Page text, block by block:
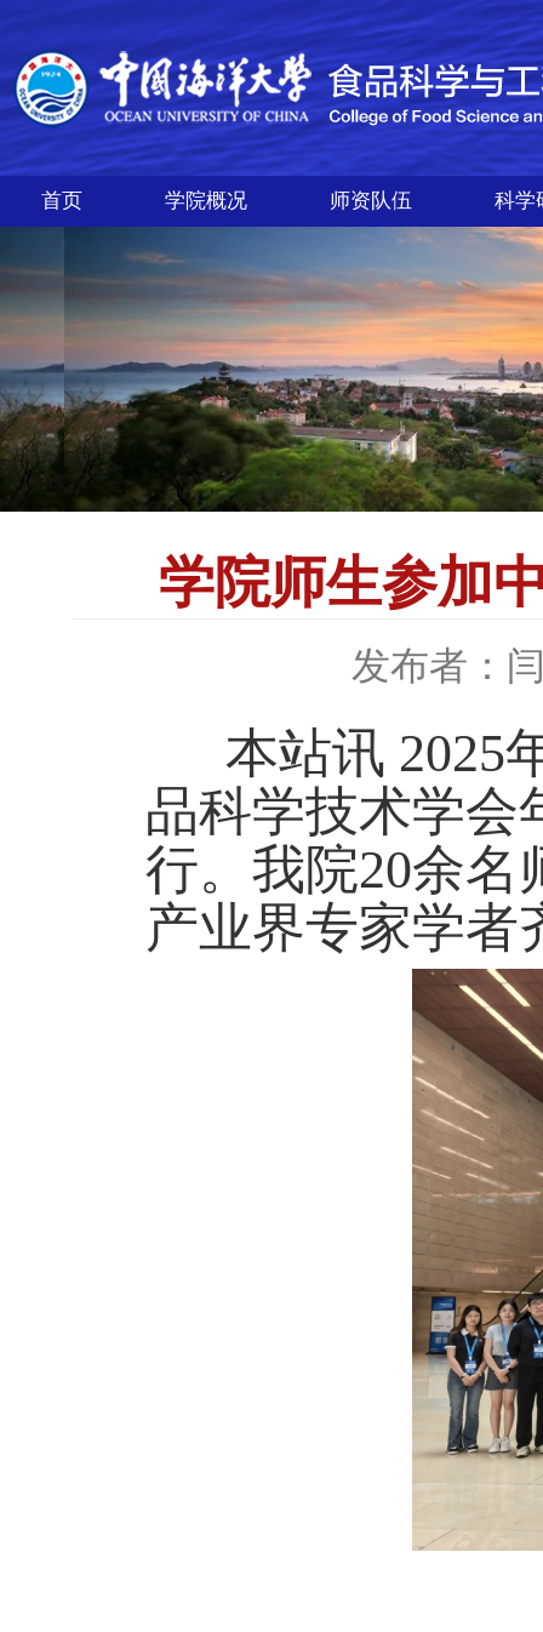
首页 学院概况 师资队伍 科学
学院师生参加
发布者：
本站讯 2025
品科学技术学会
行。我院20余名
产业界专家学者